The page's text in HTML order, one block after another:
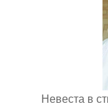
Невеста в